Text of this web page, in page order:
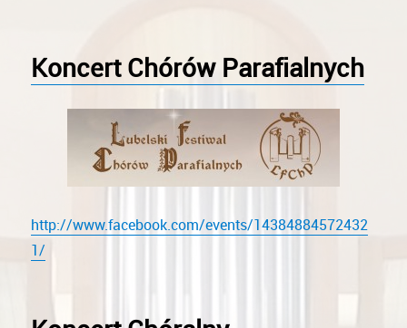
Koncert Chórów Parafialnych
http://www.facebook.com/events/14384884572432
1/